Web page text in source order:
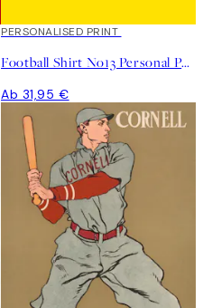
PERSONALISED PRINT
Football Shirt No13 Personal Poster
Ab 31,95 €